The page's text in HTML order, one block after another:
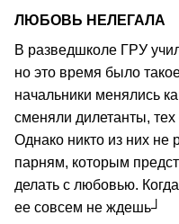
ЛЮБОВЬ НЕЛЕГАЛА
В разведшколе ГРУ
но это время было
начальники менялись
сменяли дилетанты,
Однако никто из них не
парням, которым
делать с любовью.
ее совсем не ждешь┘